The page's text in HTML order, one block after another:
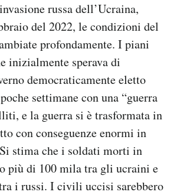
aiuto?
russa dell’Ucraina,
del 2022, le condizioni del
profondamente. I piani
inizialmente sperava di
democraticamente eletto
settimane con una “guerra
e la guerra si è trasformata in
con conseguenze enormi in
stima che i soldati morti in
più di 100 mila tra gli ucraini e
i russi. I civili uccisi sarebbero